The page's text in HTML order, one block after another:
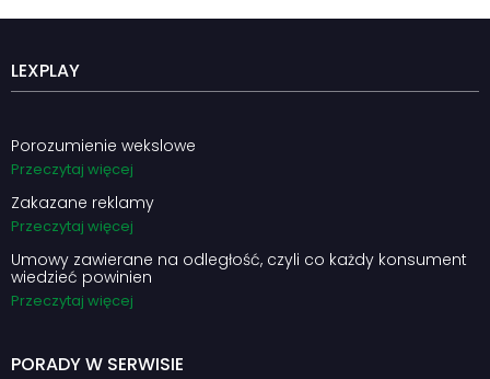
LEXPLAY
Porozumienie wekslowe
Przeczytaj więcej
Zakazane reklamy
Przeczytaj więcej
Umowy zawierane na odległość, czyli co każdy konsument
wiedzieć powinien
Przeczytaj więcej
PORADY W SERWISIE